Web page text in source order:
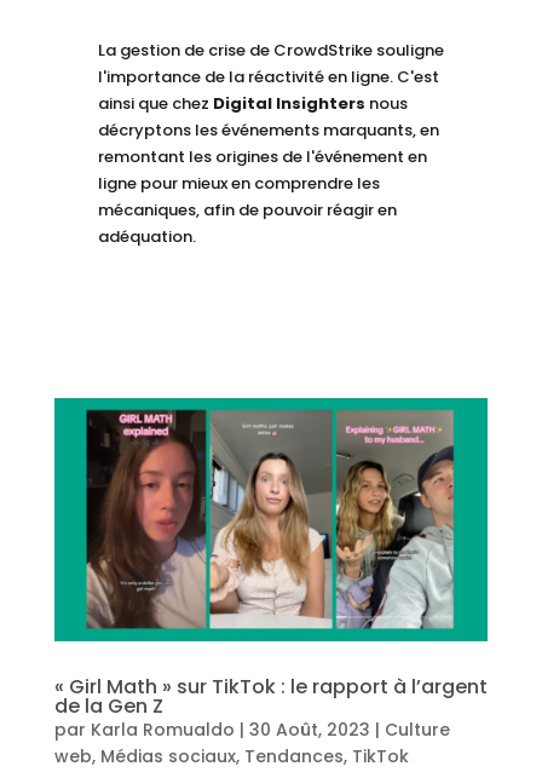
La gestion de crise de CrowdStrike souligne
l'importance de la réactivité en ligne. C'est
ainsi que chez Digital Insighters nous
décryptons les événements marquants, en
remontant les origines de l'événement en
ligne pour mieux en comprendre les
mécaniques, afin de pouvoir réagir en
adéquation.
« Girl Math » sur TikTok : le rapport à l’argent
de la Gen Z
par Karla Romualdo | 30 Août, 2023 | Culture
web, Médias sociaux, Tendances, TikTok